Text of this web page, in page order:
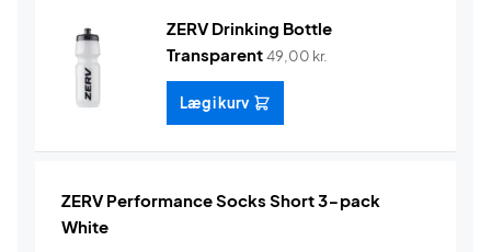
ZERV Drinking Bottle
Transparent49,00 kr.
Læg i kurv
ZERV Performance Socks Short 3-pack
White